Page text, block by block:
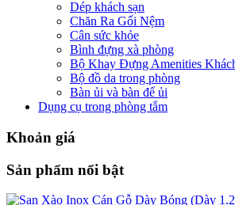
Dép khách sạn
Chăn Ra Gối Nệm
Cân sức khỏe
Bình đựng xà phòng
Bộ Khay Đựng Amenities
Bộ đồ da trong phòng
Bàn ủi và bàn để ủi
Dụng cụ trong phòng tắm
Khoản giá
Sản phẩm nổi bật